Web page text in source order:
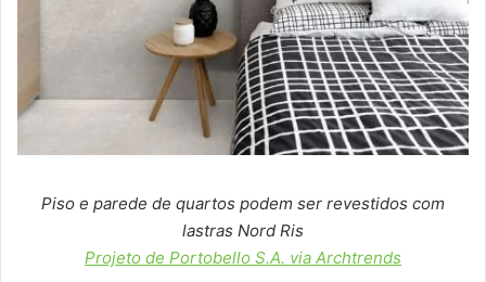
Piso e parede de quartos podem ser revestidos com
lastras Nord Ris
Projeto de Portobello S.A. via Archtrends